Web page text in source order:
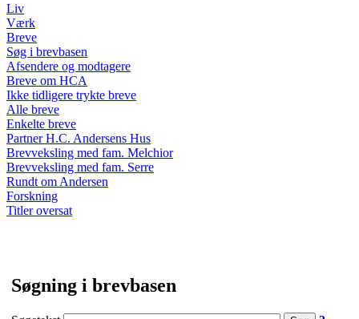
Liv
Værk
Breve
Søg i brevbasen
Afsendere og modtagere
Breve om HCA
Ikke tidligere trykte breve
Alle breve
Enkelte breve
Partner H.C. Andersens Hus
Brevveksling med fam. Melchior
Brevveksling med fam. Serre
Rundt om Andersen
Forskning
Titler oversat
Søgning i brevbasen